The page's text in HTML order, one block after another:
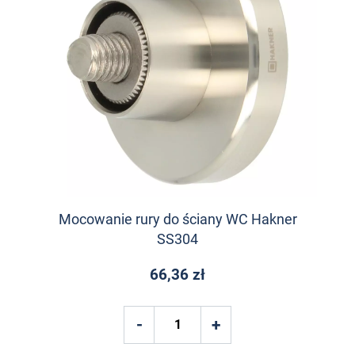
Mocowanie rury do ściany WC Hakner
SS304
66,36 zł